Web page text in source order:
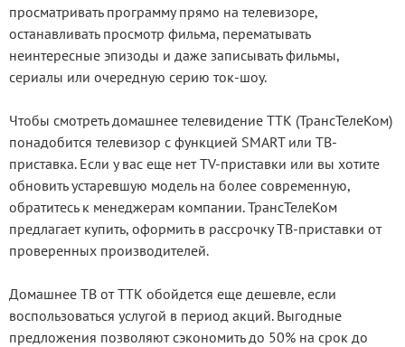
просматривать программу прямо на телевизоре,
останавливать просмотр фильма, перематывать
неинтересные эпизоды и даже записывать фильмы,
сериалы или очередную серию ток-шоу.
Чтобы смотреть домашнее телевидение ТТК (ТрансТелеКом)
понадобится телевизор с функцией SMART или ТВ-
приставка. Если у вас еще нет TV-приставки или вы хотите
обновить устаревшую модель на более современную,
обратитесь к менеджерам компании. ТрансТелеКом
предлагает купить, оформить в рассрочку ТВ-приставки от
проверенных производителей.
Домашнее ТВ от TTK обойдется еще дешевле, если
воспользоваться услугой в период акций. Выгодные
предложения позволяют сэкономить до 50% на срок до